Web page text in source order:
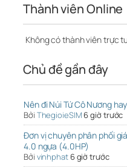
Thành viên Online
Không có thành viên trực
Chủ đề gần đây
Nên đi Núi Tứ Cô Nương
Bởi ThegioieSIM 6 giờ trước
Đơn vị chuyên phân phối
4.0 ngựa (4.0HP)
Bởi vinhphat 6 giờ trước